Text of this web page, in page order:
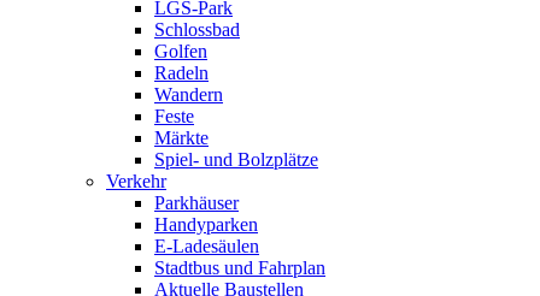
LGS-Park
Schlossbad
Golfen
Radeln
Wandern
Feste
Märkte
Spiel- und Bolzplätze
Verkehr
Parkhäuser
Handyparken
E-Ladesäulen
Stadtbus und Fahrplan
Aktuelle Baustellen